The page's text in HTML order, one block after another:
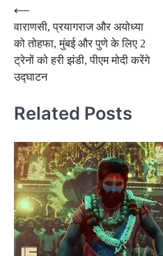
Post
navigation
⟵
वाराणसी, प्रयागराज और अयोध्या
को तोहफा, मुंबई और पुणे के लिए 2
ट्रेनों को हरी झंडी, पीएम मोदी करेंगे
उद्घाटन
Related Posts